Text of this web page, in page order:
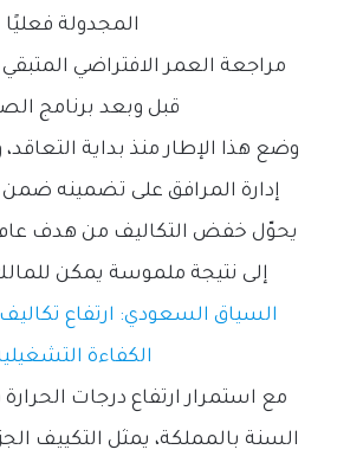
المجدولة فعليًا
مراجعة العمر الافتراضي
قبل وبعد برنامج
وضع هذا الإطار منذ بداية
إدارة المرافق على تضمينه ضمن
يحوّل خفض التكاليف من هدف عام
إلى نتيجة ملموسة يمكن
السياق السعودي: ارتفاع
الكفاءة
مع استمرار ارتفاع درجات
السنة بالمملكة، يمثل التكييف